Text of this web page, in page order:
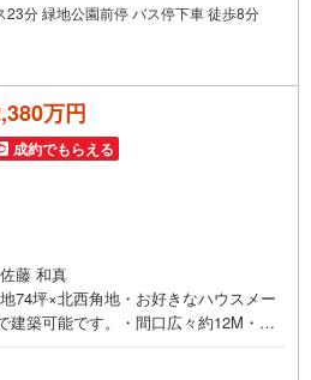
分 緑地公園前停 バス停下車 徒歩8分
万円
成約でもらえる
佐藤 和真
74坪×北西角地・お好きなハウスメー
建築可能です。・間口広々約12M・前
≫*≪*≫*≪*≫*≪*≫*≪*≫*≪*≫*≪*≫*≪